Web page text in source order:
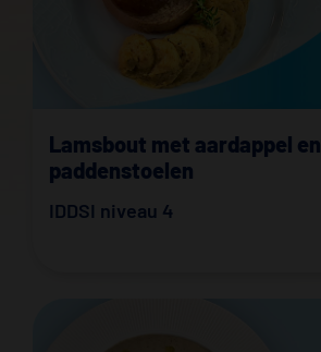
Lamsbout met aardappel en
paddenstoelen
IDDSI niveau 4